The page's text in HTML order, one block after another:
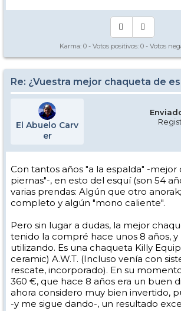
Karma: 0 - Votos positivos: 0 - Votos
Re: ¿Vuestra mejor chaqueta de
El Abuelo Carv
er
Con tantos años "a la espalda" -mejor
piernas"-, en esto del esquí (son 54
varias prendas: Algún que otro
completo y algún "mono caliente".
Pero sin lugar a dudas, la mejor
tenido la compré hace unos 8 años, y
utilizando. Es una chaqueta Killy
ceramic) A.W.T. (Incluso venía con
rescate, incorporado). En su
360 €, que hace 8 años era un buen
ahora considero muy bien invertido,
-y me sigue dando-, un resultado